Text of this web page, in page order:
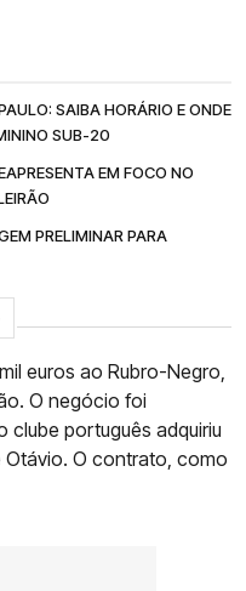
SAIBA HORÁRIO E ONDE
SUB-20
EM FOCO NO
PRELIMINAR PARA
euros ao Rubro-Negro,
O negócio foi
clube português adquiriu
O contrato, como